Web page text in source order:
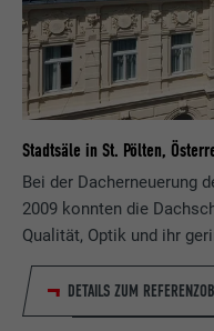
Stadtsäle in St. Pölten,
Bei der Dacherneuerung
2009 konnten die
Qualität, Optik und ihr
DETAILS ZUM